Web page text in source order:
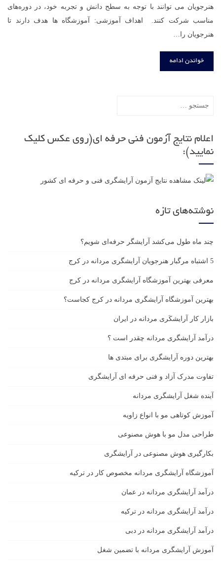
هنرجویان می توانند با توجه به سطح دانش و تجربه خود، در دوره‌های
مناسب شرکت کنند. اهداف آموزشی: آموزشگاه ها هدف دارند تا
هنرجویان را…
خواندن ادامه
اعلام نتایج آزمون فنی حرفه ای(روی عکس کلیک
نمایید):
نوشته‌های تازه
چند ماه طول می‌کشد آرایشگر حرفه‌ای شویم؟
5 اشتباه مرگبار هنرجویان آرایشگری مردانه در کرج
معرفی بهترین آموزشگاه آرایشگری مردانه در کرج
بهترین آموزشگاه آرایشگری مردانه در کرج کجاست؟
بازار كار آرايشكَرى مردانه در ايران
درآمد آرایشگری مردانه چقدر است ؟
بهترین دوره آرایشگری برای مبتدی ها
تفاوت مدرک آزاد و فنی حرفه ای آرایشگری
آینده شغل آرایشگری مردانه
آموزش کوتاهی مو با انواع زاویه
طراحی مدل مو با هوش مصنوعی
بکارگیری هوش مصنوعی در آرایشگری
آموزشگاه آرایشگری مردانه مخصوص کار در ترکیه
درآمد آرایشگری مردانه در عمان
درآمد آرایشگری مردانه در ترکیه
درآمد آرایشگری مردانه در دبی
آموزش آرایشگری مردانه با تضمین شغل